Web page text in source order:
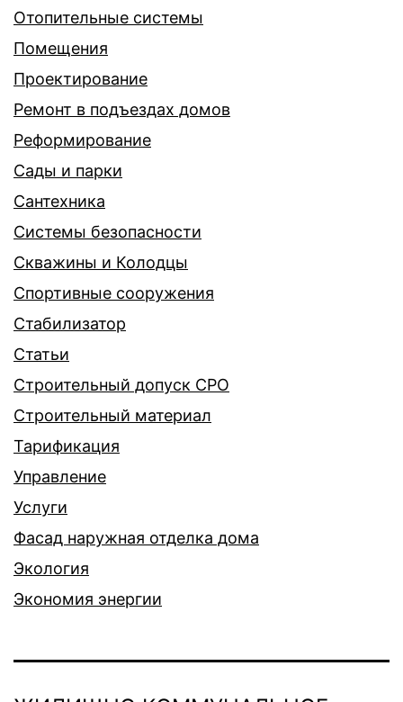
Отопительные системы
Помещения
Проектирование
Ремонт в подъездах домов
Реформирование
Сады и парки
Сантехника
Системы безопасности
Скважины и Колодцы
Спортивные сооружения
Стабилизатор
Статьи
Строительный допуск СРО
Строительный материал
Тарификация
Управление
Услуги
Фасад наружная отделка дома
Экология
Экономия энергии